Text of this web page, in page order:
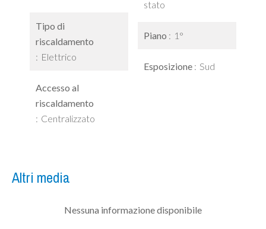
Tipo di
riscaldamento
Elettrico
Accesso al
riscaldamento
Centralizzato
stato
Piano 1°
Esposizione Sud
Altri media
Nessuna informazione disponibile